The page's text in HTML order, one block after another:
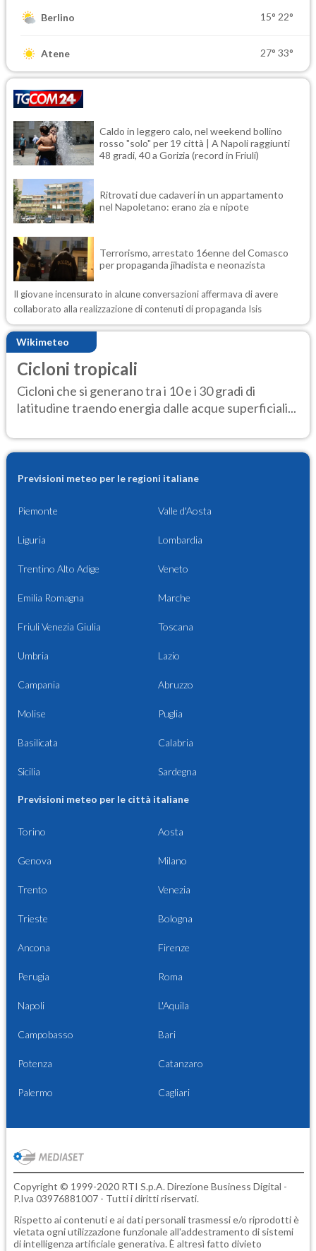
Berlino 15° 22°
Atene 27° 33°
Caldo in leggero calo, nel weekend bollino
rosso "solo" per 19 città | A Napoli raggiunti
48 gradi, 40 a Gorizia (record in Friuli)
Ritrovati due cadaveri in un appartamento
nel Napoletano: erano zia e nipote
Terrorismo, arrestato 16enne del Comasco
per propaganda jihadista e neonazista
Il giovane incensurato in alcune conversazioni affermava di avere
collaborato alla realizzazione di contenuti di propaganda Isis
Wikimeteo
Cicloni tropicali
Cicloni che si generano tra i 10 e i 30 gradi di
latitudine traendo energia dalle acque superficiali...
Previsioni meteo per le regioni italiane
Piemonte Valle d'Aosta
Liguria Lombardia
Trentino Alto Adige Veneto
Emilia Romagna Marche
Friuli Venezia Giulia Toscana
Umbria Lazio
Campania Abruzzo
Molise Puglia
Basilicata Calabria
Sicilia Sardegna
Previsioni meteo per le città italiane
Torino Aosta
Genova Milano
Trento Venezia
Trieste Bologna
Ancona Firenze
Perugia Roma
Napoli L'Aquila
Campobasso Bari
Potenza Catanzaro
Palermo Cagliari
Copyright © 1999-2020 RTI S.p.A. Direzione Business Digital -
P.Iva 03976881007 - Tutti i diritti riservati.
Rispetto ai contenuti e ai dati personali trasmessi e/o riprodotti è
vietata ogni utilizzazione funzionale all'addestramento di sistemi
di intelligenza artificiale generativa. È altresì fatto divieto